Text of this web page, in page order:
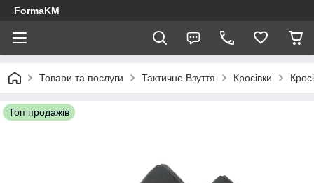
FormaKM
Товари та послуги Тактичне Взуття Кросівки
Топ продажів